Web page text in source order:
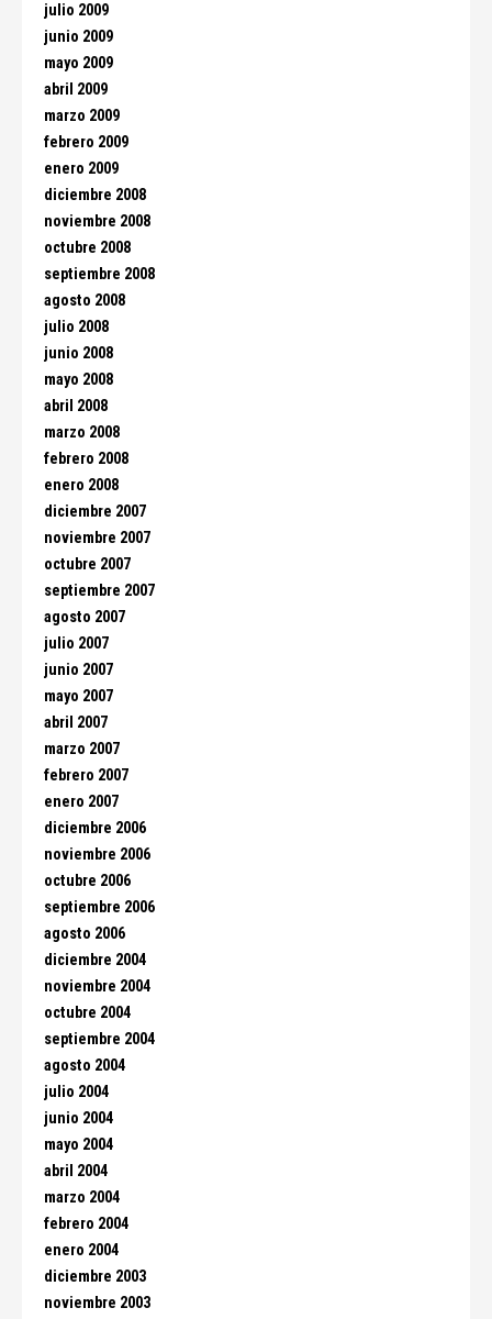
julio 2009
junio 2009
mayo 2009
abril 2009
marzo 2009
febrero 2009
enero 2009
diciembre 2008
noviembre 2008
octubre 2008
septiembre 2008
agosto 2008
julio 2008
junio 2008
mayo 2008
abril 2008
marzo 2008
febrero 2008
enero 2008
diciembre 2007
noviembre 2007
octubre 2007
septiembre 2007
agosto 2007
julio 2007
junio 2007
mayo 2007
abril 2007
marzo 2007
febrero 2007
enero 2007
diciembre 2006
noviembre 2006
octubre 2006
septiembre 2006
agosto 2006
diciembre 2004
noviembre 2004
octubre 2004
septiembre 2004
agosto 2004
julio 2004
junio 2004
mayo 2004
abril 2004
marzo 2004
febrero 2004
enero 2004
diciembre 2003
noviembre 2003